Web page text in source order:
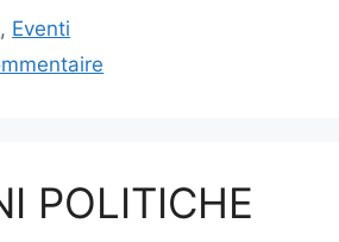
, Eventi
POLITICHE